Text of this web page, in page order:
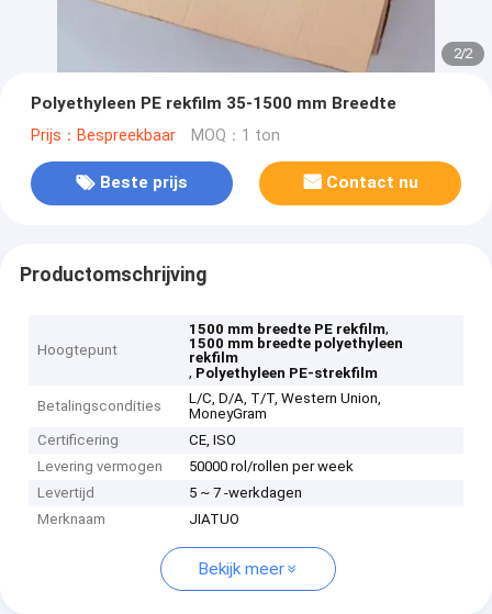
2/2
Polyethyleen PE rekfilm 35-1500 mm Breedte
Prijs：Bespreekbaar MOQ：1 ton
Beste prijs Contact nu
Productomschrijving
Hoogtepunt
1500 mm breedte PE rekfilm,
1500 mm breedte polyethyleen
rekfilm
, Polyethyleen PE-strekfilm
Betalingscondities
L/C, D/A, T/T, Western Union,
MoneyGram
Certificering
CE, ISO
Levering vermogen
50000 rol/rollen per week
Levertijd
5 ~ 7 -werkdagen
Merknaam
JIATUO
Bekijk meer